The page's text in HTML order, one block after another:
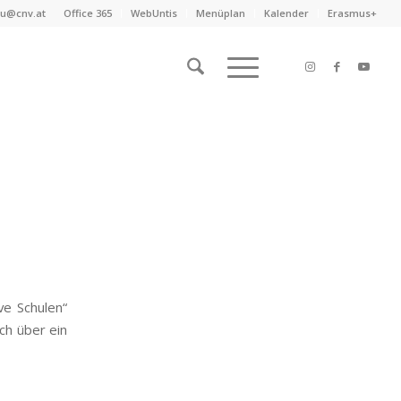
Office 365 WebUntis Menüplan Kalender Erasmus+
Schulen“
über ein